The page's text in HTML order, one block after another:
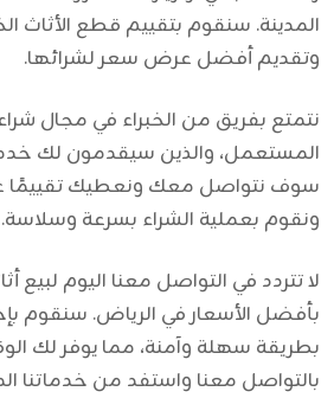
المدينة. سنقوم بتقييم قطع الأثاث
وتقديم أفضل عرض سعر لشرائها.
نتمتع بفريق من الخبراء في مجال شراء
المستعمل، والذين سيقدمون لك
سوف نتواصل معك ونعطيك تقييمًا
ونقوم بعملية الشراء بسرعة وسلاسة.
لا تتردد في التواصل معنا اليوم لبيع
بأفضل الأسعار في الرياض. سنقوم
بطريقة سهلة وآمنة، مما يوفر لك
بالتواصل معنا واستفد من خدماتنا